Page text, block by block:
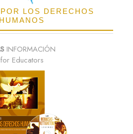
LOS DERECHOS
HUMANOS
INFORMACIÓN
for Educators